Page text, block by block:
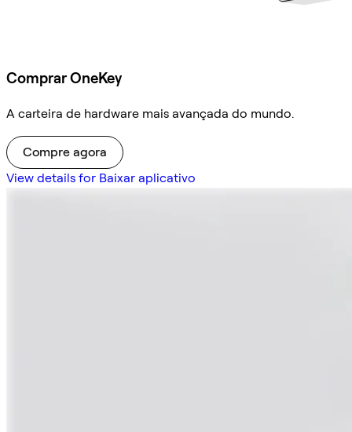
Comprar OneKey
A carteira de hardware mais avançada do mundo.
Compre agora
View details for Baixar aplicativo